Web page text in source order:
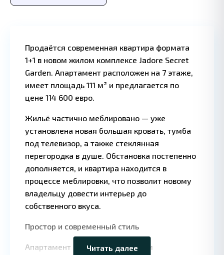
Продаётся современная квартира формата
1+1 в новом жилом комплексе Jadore Secret
Garden. Апартамент расположен на 7 этаже,
имеет площадь 111 м² и предлагается по
цене 114 600 евро.
Жильё частично меблировано — уже
установлена новая большая кровать, тумба
под телевизор, а также стеклянная
перегородка в душе. Обстановка постепенно
дополняется, и квартира находится в
процессе меблировки, что позволит новому
владельцу довести интерьер до
собственного вкуса.
Простор и современный стиль
Апартамент отличается большим
Читать далее